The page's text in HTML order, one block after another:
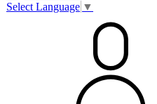
Select Language ▼